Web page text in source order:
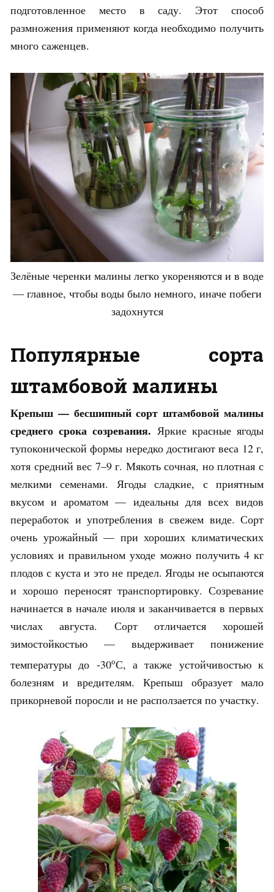
подготовленное место в саду. Этот способ
размножения применяют когда необходимо получить
много саженцев.
Зелёные черенки малины легко укореняются и в воде
— главное, чтобы воды было немного, иначе побеги
задохнутся
Популярные сорта
штамбовой малины
Крепыш — бесшипный сорт штамбовой малины
среднего срока созревания. Яркие красные ягоды
тупоконической формы нередко достигают веса 12 г,
хотя средний вес 7–9 г. Мякоть сочная, но плотная с
мелкими семенами. Ягоды сладкие, с приятным
вкусом и ароматом — идеальны для всех видов
переработок и употребления в свежем виде. Сорт
очень урожайный — при хороших климатических
условиях и правильном уходе можно получить 4 кг
плодов с куста и это не предел. Ягоды не осыпаются
и хорошо переносят транспортировку. Созревание
начинается в начале июля и заканчивается в первых
числах августа. Сорт отличается хорошей
зимостойкостью — выдерживает понижение
температуры до -30оС, а также устойчивостью к
болезням и вредителям. Крепыш образует мало
прикорневой поросли и не расползается по участку.